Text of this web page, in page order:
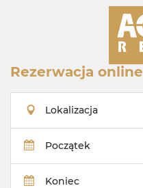
Rezerwacja online
Lokalizacja
Początek
Koniec